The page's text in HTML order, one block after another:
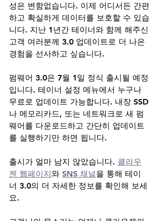
성은 변함없습니다. 이제 어디서든 간편
하고 확실하게 데이터를 보호할 수 있습
니다. 지난 1년간 테이너와 함께 해주신
고객 여러분께 3.0 업데이트로 더 나은
경험을 선사하고 싶습니다.
펌웨어 3.0은 7월 1일 정식 출시될 예정
입니다. 테이너 설정 메뉴에서 누구나
무료로 업데이트 가능합니다. 내장 SSD
나 메모리카드, 또는 네트워크로 새 펌
웨어를 다운로드하고 간단히 업데이트
를 실행하기만 하면 됩니다.
출시가 얼마 남지 않았습니다. 클라우
젠 웹페이지와 SNS 채널을 통해 테이
너 3.0의 더 자세한 정보를 확인해 보세
요.